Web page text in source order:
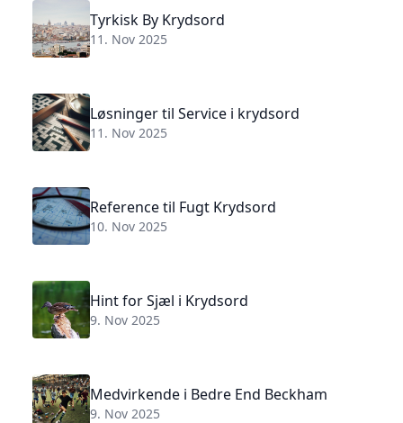
Tyrkisk By Krydsord
11. Nov 2025
Løsninger til Service i krydsord
11. Nov 2025
Reference til Fugt Krydsord
10. Nov 2025
Hint for Sjæl i Krydsord
9. Nov 2025
Medvirkende i Bedre End Beckham
9. Nov 2025